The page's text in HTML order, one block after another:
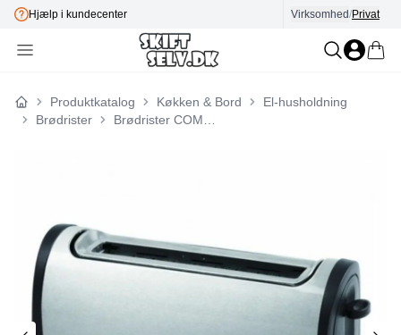
Hjælp i kundecenter E-mærket
Virksomhed/Privat
Forside
Produktkatalog Køkken & Bord
El-husholdning
Brødrister